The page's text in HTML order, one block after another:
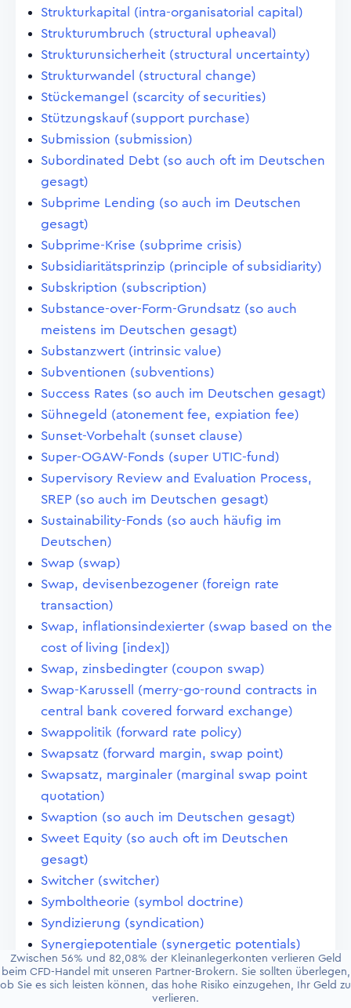
Strukturkapital (intra-organisatorial capital)
Strukturumbruch (structural upheaval)
Strukturunsicherheit (structural uncertainty)
Strukturwandel (structural change)
Stückemangel (scarcity of securities)
Stützungskauf (support purchase)
Submission (submission)
Subordinated Debt (so auch oft im Deutschen
gesagt)
Subprime Lending (so auch im Deutschen
gesagt)
Subprime-Krise (subprime crisis)
Subsidiaritätsprinzip (principle of subsidiarity)
Subskription (subscription)
Substance-over-Form-Grundsatz (so auch
meistens im Deutschen gesagt)
Substanzwert (intrinsic value)
Subventionen (subventions)
Success Rates (so auch im Deutschen gesagt)
Sühnegeld (atonement fee, expiation fee)
Sunset-Vorbehalt (sunset clause)
Super-OGAW-Fonds (super UTIC-fund)
Supervisory Review and Evaluation Process,
SREP (so auch im Deutschen gesagt)
Sustainability-Fonds (so auch häufig im
Deutschen)
Swap (swap)
Swap, devisenbezogener (foreign rate
transaction)
Swap, inflationsindexierter (swap based on the
cost of living [index])
Swap, zinsbedingter (coupon swap)
Swap-Karussell (merry-go-round contracts in
central bank covered forward exchange)
Swappolitik (forward rate policy)
Swapsatz (forward margin, swap point)
Swapsatz, marginaler (marginal swap point
quotation)
Swaption (so auch im Deutschen gesagt)
Sweet Equity (so auch oft im Deutschen
gesagt)
Switcher (switcher)
Symboltheorie (symbol doctrine)
Syndizierung (syndication)
Synergiepotentiale (synergetic potentials)
Systemintegration (system integration)
Systemrisiko (systemic risk)
Zwischen 56% und 82,08% der Kleinanlegerkonten verlieren Geld
beim CFD-Handel mit unseren Partner-Brokern. Sie sollten überlegen,
ob Sie es sich leisten können, das hohe Risiko einzugehen, Ihr Geld zu
verlieren.